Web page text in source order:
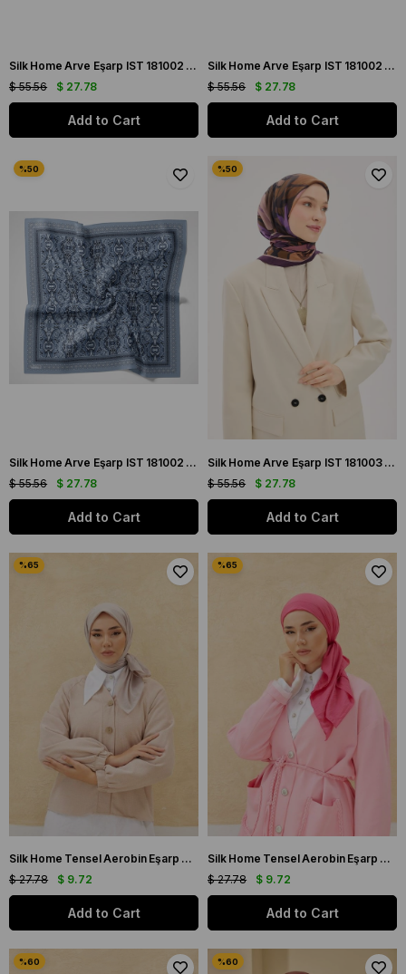
Silk Home Arve Eşarp IST 181002 - 06 Kahverengi Etnik Desen
$ 27.78
$ 55.56
Add to Cart
Silk Home Arve Eşarp IST 181002 - 07 Sütlü Kahve Etnik Desen
$ 27.78
$ 55.56
Add to Cart
Silk Home Arve Eşarp IST 181002 - 09 İndigo Etnik Desen
$ 27.78
$ 55.56
Add to Cart
Silk Home Arve Eşarp IST 181003 - 06 Lavanta Soyut Desen
$ 27.78
$ 55.56
Add to Cart
Silk Home Tensel Aerobin Eşarp 03036 Taş Düz Renk
$ 9.72
$ 27.78
Add to Cart
Silk Home Tensel Aerobin Eşarp 03038 Fuşya Pembe Düz Renk
$ 9.72
$ 27.78
Add to Cart